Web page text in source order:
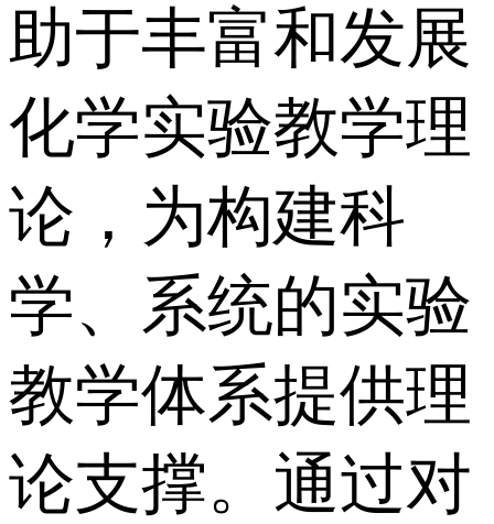
助于丰富和发展
化学实验教学理
论，为构建科
学、系统的实验
教学体系提供理
论支撑。通过对